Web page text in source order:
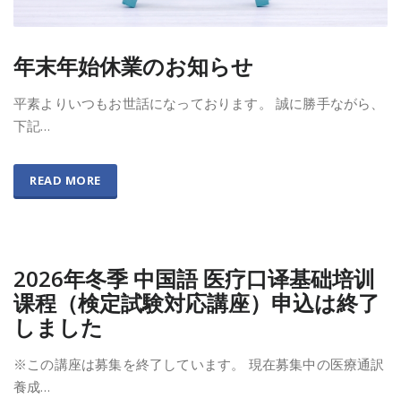
年末年始休業のお知らせ
平素よりいつもお世話になっております。 誠に勝手ながら、
下記…
READ MORE
2026年冬季 中国語 医疗口译基础培训
课程（検定試験対応講座）申込は終了
しました
※この講座は募集を終了しています。 現在募集中の医療通訳
養成…